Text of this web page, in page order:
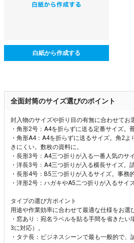
白紙から作成する
全面封筒のサイズ選びのポイント
封入物のサイズや折り目の有無に合わせてお
・角形2号：A4を折らずに送る定番サイズ。
・角形A4：A4を折らずに送るサイズ。角2
きにくい。数枚の資料に。
・長形3号：A4三つ折りが入る一番人気のサ
・洋長3号：A4三つ折りが入る横長サイズ。
・長形4号：B5三つ折りが入るサイズ。事務
・洋形2号：ハガキやA5二つ折りが入るサイ
タイプの選び方ポイント
用途や作業効率に合わせて最適な仕様をお選
・窓あり：宛名ラベルを貼る手間を省きた
3に対応）。
・タテ長：ビジネスシーンで最も一般的で